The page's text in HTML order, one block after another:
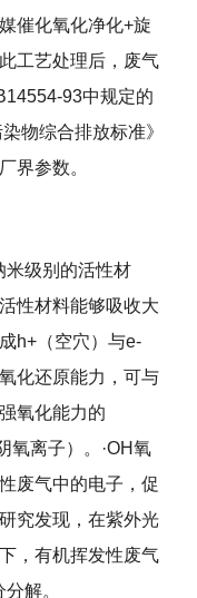
催化氧化净化+旋
工艺处理后，废气
93中规定的
物综合排放标准》
界参数。
米级别的活性材
性材料能够吸收大
h+（空穴）与e-
化还原能力，可与
氧化能力的
氧离子）。·OH氧
废气中的电子，促
究发现，在紫外光
，有机挥发性废气
解。